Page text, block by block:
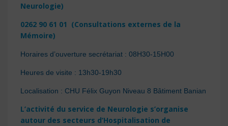
Neurologie)
0262 90 61 01 (Consultations externes de la
Mémoire)
Horaires d’ouverture secrétariat : 08H30-15H00
Heures de visite : 13h30-19h30
Localisation : CHU Félix Guyon Niveau 8 Bâtiment Banian
L’activité du service de Neurologie s’organise
autour des secteurs d’Hospitalisation de